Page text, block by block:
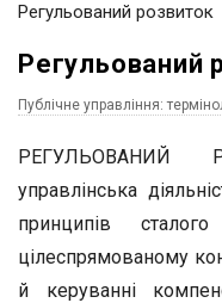
Регульований розвиток
Регульований
Публічне управління:
РЕГУЛЬОВАНИЙ
управлінська
принципів
цілеспрямованому
й керуванні